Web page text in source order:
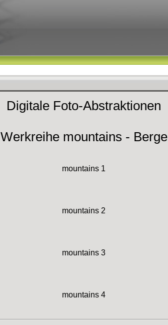
Digitale Foto-Abstraktionen
Werkreihe mountains - Berge
mountains 1
mountains 2
mountains 3
mountains 4